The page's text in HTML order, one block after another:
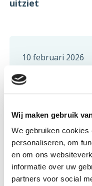
Wij maken gebruik
We gebruiken
personaliseren, om
en om ons
informatie over uw
partners voor social
uitziet
10 februari 2026
De ervaring
zijn om hier
bieden! Je kunt
boekje
communicatie
deel om dit in de
een beter